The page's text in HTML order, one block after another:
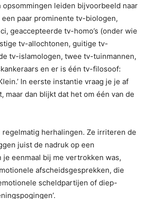
leiden bijvoorbeeld naar
een paar prominente tv-biologen,
geaccepteerde tv-homo’s (onder wie
tv-allochtonen, guitige tv-
tv-islamologen, twee tv-tuinmannen,
en er is één tv-filosoof:
In eerste instantie vraag je je af
maar dan blijkt dat het om één van de
herhalingen. Ze irriteren de
juist de nadruk op een
je eenmaal bij me vertrokken was,
afscheidsgesprekken, die
scheldpartijen of diep-